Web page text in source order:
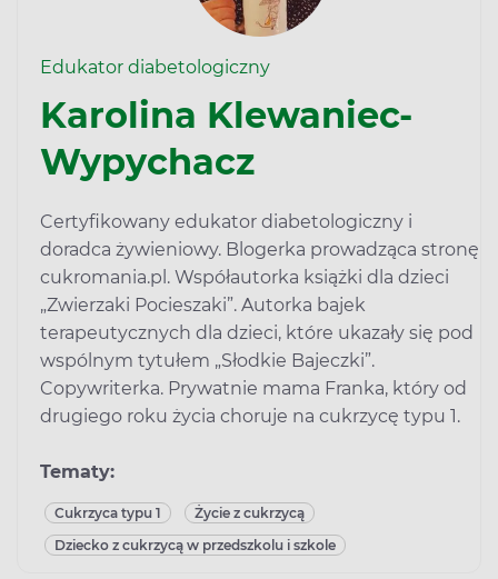
Edukator diabetologiczny
Karolina Klewaniec-
Wypychacz
Certyfikowany edukator diabetologiczny i
doradca żywieniowy. Blogerka prowadząca stronę
cukromania.pl . Współautorka książki dla dzieci
„Zwierzaki Pocieszaki”. Autorka bajek
terapeutycznych dla dzieci, które ukazały się pod
wspólnym tytułem „Słodkie Bajeczki”.
Copywriterka. Prywatnie mama Franka, który od
drugiego roku życia choruje na cukrzycę typu 1.
Tematy:
Cukrzyca typu 1
Życie z cukrzycą
Dziecko z cukrzycą w przedszkolu i szkole